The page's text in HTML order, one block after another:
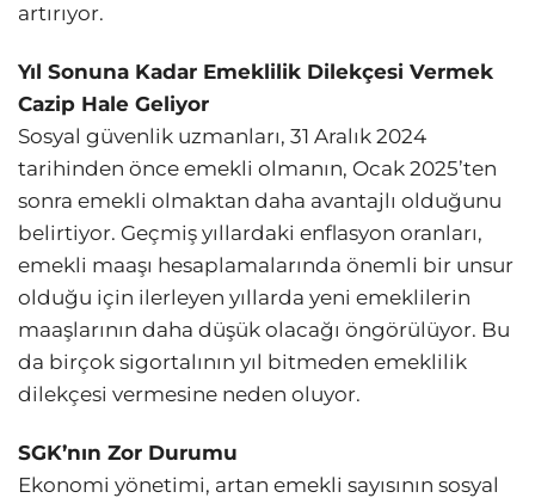
artırıyor.
Yıl Sonuna Kadar Emeklilik Dilekçesi Vermek
Cazip Hale Geliyor
Sosyal güvenlik uzmanları, 31 Aralık 2024
tarihinden önce emekli olmanın, Ocak 2025’ten
sonra emekli olmaktan daha avantajlı olduğunu
belirtiyor. Geçmiş yıllardaki enflasyon oranları,
emekli maaşı hesaplamalarında önemli bir unsur
olduğu için ilerleyen yıllarda yeni emeklilerin
maaşlarının daha düşük olacağı öngörülüyor. Bu
da birçok sigortalının yıl bitmeden emeklilik
dilekçesi vermesine neden oluyor.
SGK’nın Zor Durumu
Ekonomi yönetimi, artan emekli sayısının sosyal